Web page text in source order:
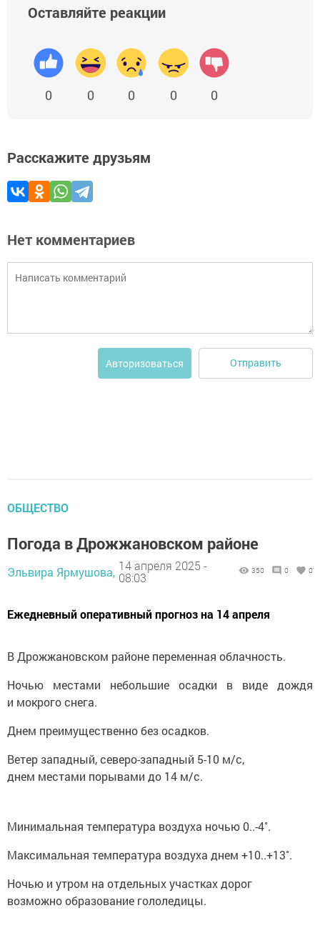
Оставляйте реакции
0 0 0 0 0
Расскажите друзьям
Нет комментариев
Авторизоваться Отправить
ОБЩЕСТВО
Погода в Дрожжановском районе
Эльвира Ярмушова, 14 апреля 2025 -
08:03
350 0 0
Ежедневный оперативный прогноз на 14 апреля
В Дрожжановском районе переменная облачность.
Ночью местами небольшие осадки в виде дождя
и мокрого снега.
Днем преимущественно без осадков.
Ветер западный, северо-западный 5-10 м/с,
днем местами порывами до 14 м/с.
Минимальная температура воздуха ночью 0..-4˚.
Максимальная температура воздуха днем +10..+13˚.
Ночью и утром на отдельных участках дорог
возможно образование гололедицы.